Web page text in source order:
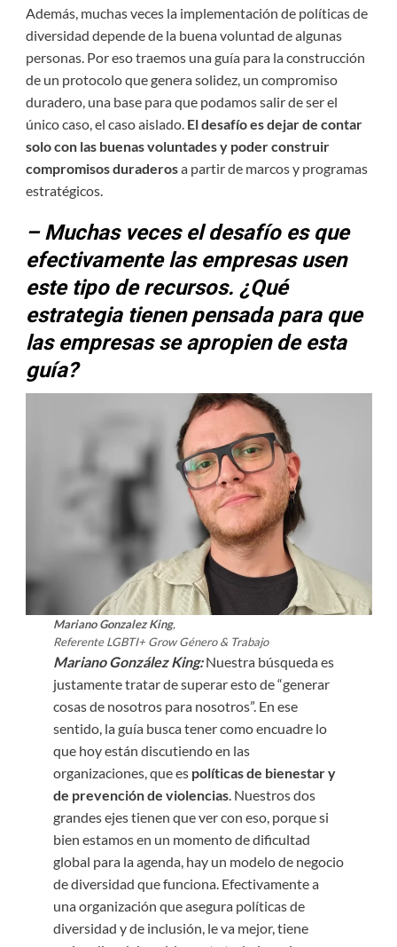
Además, muchas veces la implementación de políticas de
diversidad depende de la buena voluntad de algunas
personas. Por eso traemos una guía para la construcción
de un protocolo que genera solidez, un compromiso
duradero, una base para que podamos salir de ser el
único caso, el caso aislado. El desafío es dejar de contar
solo con las buenas voluntades y poder construir
compromisos duraderosa partir de marcos y programas
estratégicos.
– Muchas veces el desafío es que
efectivamente las empresas usen
este tipo de recursos. ¿Qué
estrategia tienen pensada para que
las empresas se apropien de esta
guía?
Mariano Gonzalez King,
Referente LGBTI+ Grow Género & Trabajo
Mariano González King:Nuestra búsqueda es
justamente tratar de superar esto de “generar
cosas de nosotros para nosotros”. En ese
sentido, la guía busca tener como encuadre lo
que hoy están discutiendo en las
organizaciones, que es políticas de bienestar y
de prevención de violencias. Nuestros dos
grandes ejes tienen que ver con eso, porque si
bien estamos en un momento de dificultad
global para la agenda, hay un modelo de negocio
de diversidad que funciona. Efectivamente a
una organización que asegura políticas de
diversidad y de inclusión, le va mejor, tiene